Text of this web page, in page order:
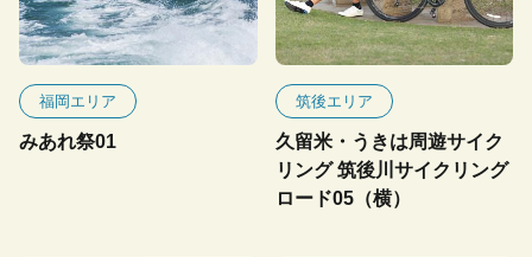
福岡エリア
みあれ祭01
筑後エリア
久留米・うきは周遊サイク
リング 筑後川サイクリング
ロード05（横）